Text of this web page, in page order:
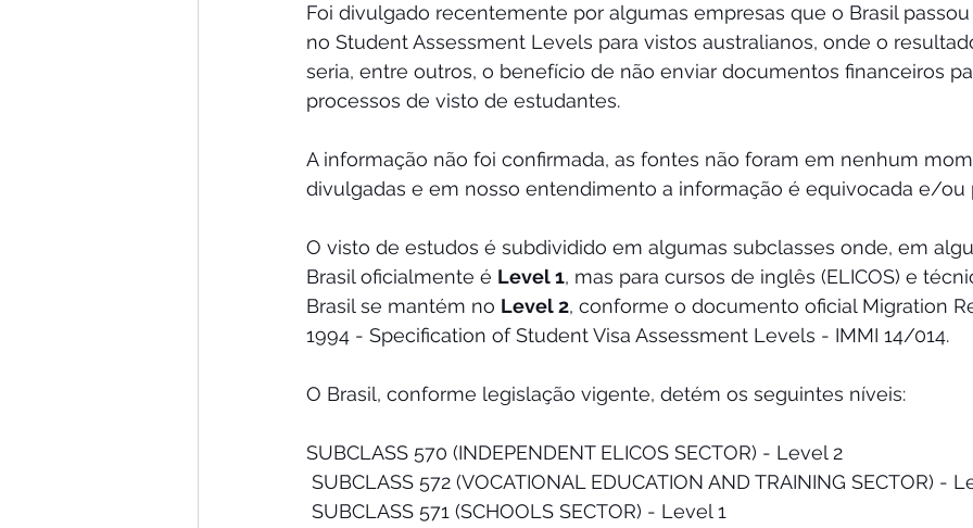
Foi divulgado recentemente por algumas empresas que o Brasil passou
no Student Assessment Levels para vistos australianos, onde o
seria, entre outros, o benefício de não enviar documentos financeiros
processos de visto de estudantes.
A informação não foi confirmada, as fontes não foram em nenhum
divulgadas e em nosso entendimento a informação é equivocada e/ou
O visto de estudos é subdividido em algumas subclasses onde, em
Brasil oficialmente é Level 1, mas para cursos de inglês (ELICOS) e
Brasil se mantém no Level 2, conforme o documento oficial Migration
1994 - Specification of Student Visa Assessment Levels - IMMI 14/014.
O Brasil, conforme legislação vigente, detém os seguintes níveis:
SUBCLASS 570 (INDEPENDENT ELICOS SECTOR) - Level 2
SUBCLASS 572 (VOCATIONAL EDUCATION AND TRAINING SECTOR) -
SUBCLASS 571 (SCHOOLS SECTOR) - Level 1